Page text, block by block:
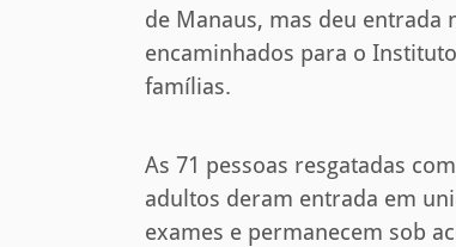
de Manaus, mas deu entrada
encaminhados para o
famílias.
As 71 pessoas resgatadas
adultos deram entrada em
exames e permanecem sob